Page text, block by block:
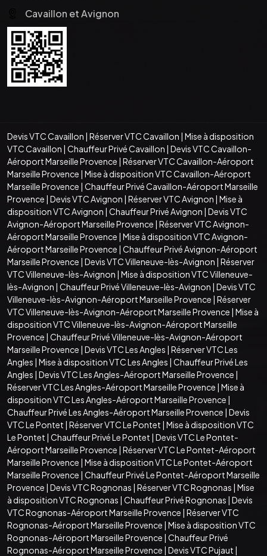
Cavaillon et Avignon
Devis VTC Cavaillon | Réserver VTC Cavaillon | Mise à disposition
VTC Cavaillon | Chauffeur Privé Cavaillon | Devis VTC Cavaillon-
Aéroport Marseille Provence | Réserver VTC Cavaillon-Aéroport
Marseille Provence | Mise à disposition VTC Cavaillon-Aéroport
Marseille Provence | Chauffeur Privé Cavaillon-Aéroport Marseille
Provence | Devis VTC Avignon | Réserver VTC Avignon | Mise à
disposition VTC Avignon | Chauffeur Privé Avignon | Devis VTC
Avignon-Aéroport Marseille Provence | Réserver VTC Avignon-
Aéroport Marseille Provence | Mise à disposition VTC Avignon-
Aéroport Marseille Provence | Chauffeur Privé Avignon-Aéroport
Marseille Provence | Devis VTC Villeneuve-lès-Avignon | Réserver
VTC Villeneuve-lès-Avignon | Mise à disposition VTC Villeneuve-
lès-Avignon | Chauffeur Privé Villeneuve-lès-Avignon | Devis VTC
Villeneuve-lès-Avignon-Aéroport Marseille Provence | Réserver
VTC Villeneuve-lès-Avignon-Aéroport Marseille Provence | Mise à
disposition VTC Villeneuve-lès-Avignon-Aéroport Marseille
Provence | Chauffeur Privé Villeneuve-lès-Avignon-Aéroport
Marseille Provence | Devis VTC Les Angles | Réserver VTC Les
Angles | Mise à disposition VTC Les Angles | Chauffeur Privé Les
Angles | Devis VTC Les Angles-Aéroport Marseille Provence |
Réserver VTC Les Angles-Aéroport Marseille Provence | Mise à
disposition VTC Les Angles-Aéroport Marseille Provence |
Chauffeur Privé Les Angles-Aéroport Marseille Provence | Devis
VTC Le Pontet | Réserver VTC Le Pontet | Mise à disposition VTC
Le Pontet | Chauffeur Privé Le Pontet | Devis VTC Le Pontet-
Aéroport Marseille Provence | Réserver VTC Le Pontet-Aéroport
Marseille Provence | Mise à disposition VTC Le Pontet-Aéroport
Marseille Provence | Chauffeur Privé Le Pontet-Aéroport Marseille
Provence | Devis VTC Rognonas | Réserver VTC Rognonas | Mise
à disposition VTC Rognonas | Chauffeur Privé Rognonas | Devis
VTC Rognonas-Aéroport Marseille Provence | Réserver VTC
Rognonas-Aéroport Marseille Provence | Mise à disposition VTC
Rognonas-Aéroport Marseille Provence | Chauffeur Privé
Rognonas-Aéroport Marseille Provence | Devis VTC Pujaut |